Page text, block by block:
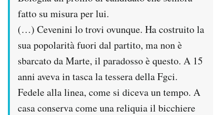
fatto su misura per lui.
(…) Cevenini lo trovi ovunque. Ha costruito la
sua popolarità fuori dal partito, ma non è
sbarcato da Marte, il paradosso è questo. A 15
anni aveva in tasca la tessera della Fgci.
Fedele alla linea, come si diceva un tempo. A
casa conserva come una reliquia il bicchiere